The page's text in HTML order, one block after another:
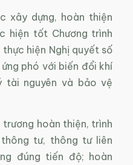
xây dựng, hoàn thiện
hiện tốt Chương trình
thực hiện Nghị quyết số
phó với biến đổi khí
tài nguyên và bảo vệ
hoàn thiện, trình
tư, thông tư liên
đúng tiến độ; hoàn